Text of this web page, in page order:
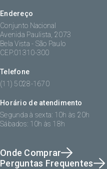
Endereço
Conjunto Nacional
Avenida Paulista, 2073
Bela Vista - São Paulo
CEP:01310-300
Telefone
(11) 5028-1670
Horário de atendimento
Segunda à sexta: 10h às 20h
Sábados: 10h às 18h
Onde Comprar
Perguntas Frequentes